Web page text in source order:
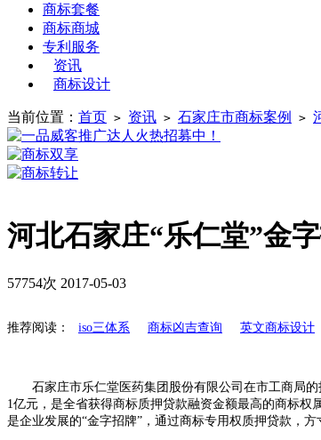
商标套餐
商标商城
专利服务
资讯
商标设计
当前位置： 首页 > 资讯 > 石家庄市商标案例 >
河北石家庄“乐仁堂”金
57754次 2017-05-03
推荐阅读： iso三体系 商标凶吉查询 英文商标设计
石家庄市乐仁堂医药集团股份有限公司在市工商局
1亿元，是全省获得商标质押贷款融资金额最高的商标
是企业发展的“金字招牌”，通过商标专用权质押贷款，